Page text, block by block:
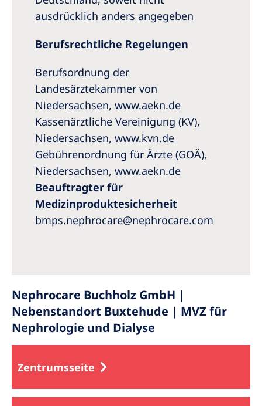
ausdrücklich anders angegeben
Berufsrechtliche Regelungen
Berufsordnung der
Landesärztekammer von
Niedersachsen, www.aekn.de
Kassenärztliche Vereinigung (KV),
Niedersachsen, www.kvn.de
Gebührenordnung für Ärzte (GOÄ),
Niedersachsen, www.aekn.de
Beauftragter für
Medizinproduktesicherheit
bmps.nephrocare@nephrocare.com
Nephrocare Buchholz GmbH |
Nebenstandort Buxtehude | MVZ für
Nephrologie und Dialyse
Zentrumsseite